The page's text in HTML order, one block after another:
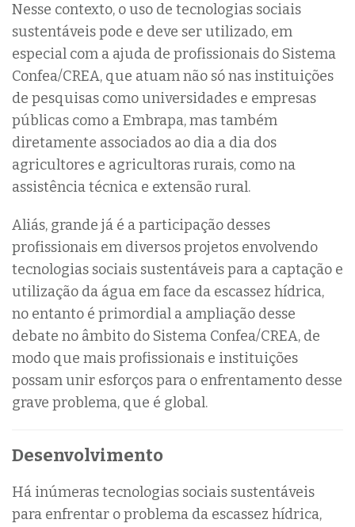
Nesse contexto, o uso de tecnologias sociais
sustentáveis pode e deve ser utilizado, em
especial com a ajuda de profissionais do Sistema
Confea/CREA, que atuam não só nas instituições
de pesquisas como universidades e empresas
públicas como a Embrapa, mas também
diretamente associados ao dia a dia dos
agricultores e agricultoras rurais, como na
assistência técnica e extensão rural.
Aliás, grande já é a participação desses
profissionais em diversos projetos envolvendo
tecnologias sociais sustentáveis para a captação e
utilização da água em face da escassez hídrica,
no entanto é primordial a ampliação desse
debate no âmbito do Sistema Confea/CREA, de
modo que mais profissionais e instituições
possam unir esforços para o enfrentamento desse
grave problema, que é global.
Desenvolvimento
Há inúmeras tecnologias sociais sustentáveis
para enfrentar o problema da escassez hídrica,